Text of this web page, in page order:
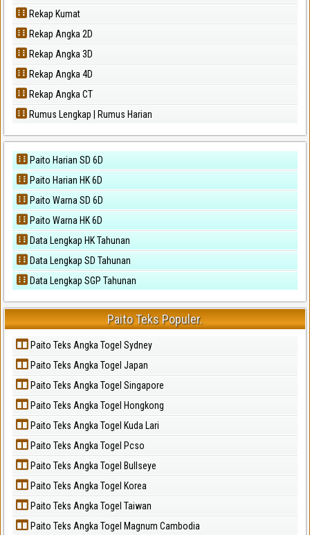
Rekap Kumat
Rekap Angka 2D
Rekap Angka 3D
Rekap Angka 4D
Rekap Angka CT
Rumus Lengkap | Rumus Harian
Paito Harian SD 6D
Paito Harian HK 6D
Paito Warna SD 6D
Paito Warna HK 6D
Data Lengkap HK Tahunan
Data Lengkap SD Tahunan
Data Lengkap SGP Tahunan
Paito Teks Populer.
Paito Teks Angka Togel Sydney
Paito Teks Angka Togel Japan
Paito Teks Angka Togel Singapore
Paito Teks Angka Togel Hongkong
Paito Teks Angka Togel Kuda Lari
Paito Teks Angka Togel Pcso
Paito Teks Angka Togel Bullseye
Paito Teks Angka Togel Korea
Paito Teks Angka Togel Taiwan
Paito Teks Angka Togel Magnum Cambodia